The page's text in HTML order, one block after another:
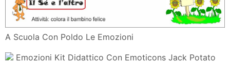
A Scuola Con Poldo Le Emozioni
Emozioni Kit Didattico Con Emoticons Jack Potato